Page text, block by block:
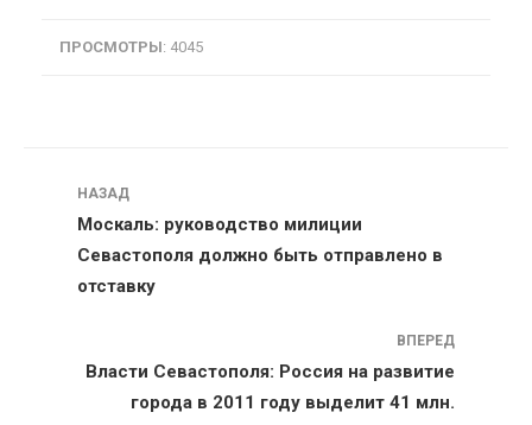
ПРОСМОТРЫ: 4045
Навигация
НАЗАД
Москаль: руководство милиции
Севастополя должно быть отправлено в
отставку
ВПЕРЕД
Власти Севастополя: Россия на развитие
города в 2011 году выделит 41 млн.